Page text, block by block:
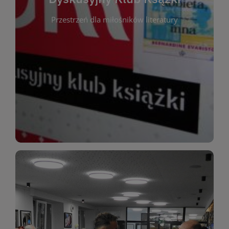
Przestrzeń dla miłośników literatury
Dyskusyjny Klub Ksążki
Dyskusyjny Klub Książki to przestrzeń dla
miłośników literatury, którzy lubią dzielić się
opiniami i emocjami po lekturze. Spotykamy się
regularnie, by rozmawiać o wybranych tytułach z
różnych gatunków literackich. Każde spotkanie to
okazja do inspirującej dyskusji, wymiany
miłośników estetycznych doznań!
WIĘCEJ